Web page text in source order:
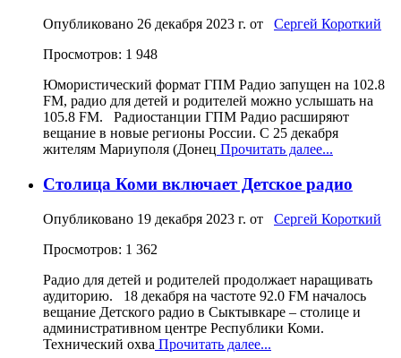
Опубликовано 26 декабря 2023 г. от Сергей Короткий
Просмотров: 1 948
Юмористический формат ГПМ Радио запущен на 102.8
FM, радио для детей и родителей можно услышать на
105.8 FM. Радиостанции ГПМ Радио расширяют
вещание в новые регионы России. С 25 декабря
жителям Мариуполя (Донец Прочитать далее...
Столица Коми включает Детское радио
Опубликовано 19 декабря 2023 г. от Сергей Короткий
Просмотров: 1 362
Радио для детей и родителей продолжает наращивать
аудиторию. 18 декабря на частоте 92.0 FM началось
вещание Детского радио в Сыктывкаре – столице и
административном центре Республики Коми.
Технический охва Прочитать далее...